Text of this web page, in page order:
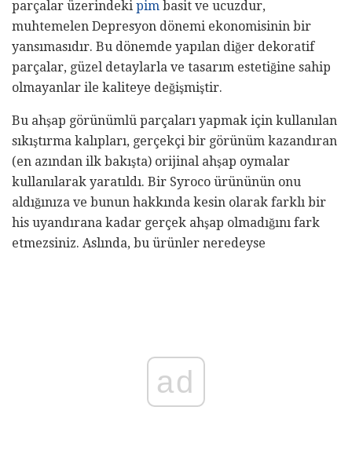
parçalar üzerindeki pim basit ve ucuzdur,
muhtemelen Depresyon dönemi ekonomisinin bir
yansımasıdır. Bu dönemde yapılan diğer dekoratif
parçalar, güzel detaylarla ve tasarım estetiğine sahip
olmayanlar ile kaliteye değişmiştir.
Bu ahşap görünümlü parçaları yapmak için kullanılan
sıkıştırma kalıpları, gerçekçi bir görünüm kazandıran
(en azından ilk bakışta) orijinal ahşap oymalar
kullanılarak yaratıldı. Bir Syroco ürününün onu
aldığınıza ve bunun hakkında kesin olarak farklı bir
his uyandırana kadar gerçek ahşap olmadığını fark
etmezsiniz. Aslında, bu ürünler neredeyse
ad